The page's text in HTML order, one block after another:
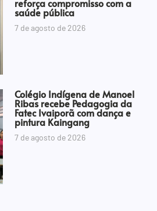
reforça compromisso com a
saúde pública
7 de agosto de 2026
Colégio Indígena de Manoel
Ribas recebe Pedagogia da
Fatec Ivaiporã com dança e
pintura Kaingang
7 de agosto de 2026